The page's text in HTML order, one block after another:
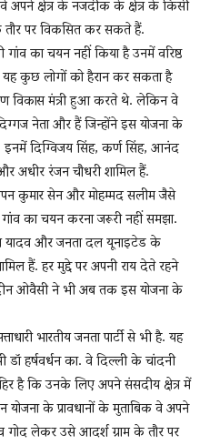
अपने क्षेत्र के नजदीक के क्षेत्र के किसी
पर विकसित कर सकते हैं.
का चयन नहीं किया है उनमें वरिष्ठ
यह कुछ लोगों को हैरान कर सकता है
विकास मंत्री हुआ करते थे. लेकिन वे
नेता और हैं जिन्होंने इस योजना के
दिग्विजय सिंह, कर्ण सिंह, आनंद
अधीर रंजन चौधरी शामिल हैं.
कुमार सेन और मोहम्मद सलीम जैसे
का चयन करना जरूरी नहीं समझा.
यादव और जनता दल यूनाइटेड के
हैं. हर मुद्दे पर अपनी राय देते रहने
ओवैसी ने भी अब तक इस योजना के
भारतीय जनता पार्टी से भी है. यह
डॉ हर्षवर्धन का. वे दिल्ली के चांदनी
है कि उनके लिए अपने संसदीय क्षेत्र में
के प्रावधानों के मुताबिक वे अपने
गोद लेकर उसे आदर्श ग्राम के तौर पर